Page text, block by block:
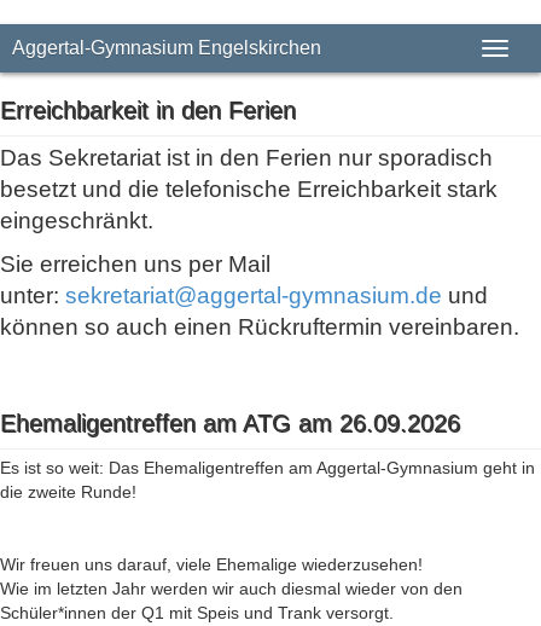
Aggertal-Gymnasium Engelskirchen
Erreichbarkeit in den Ferien
Das Sekretariat ist in den Ferien nur sporadisch
besetzt und die telefonische Erreichbarkeit stark
eingeschränkt.
Sie erreichen uns per Mail
unter: sekretariat@aggertal-gymnasium.de und
können so auch einen Rückruftermin vereinbaren.
Ehemaligentreffen am ATG am 26.09.2026
Es ist so weit: Das Ehemaligentreffen am Aggertal-Gymnasium geht in
die zweite Runde!
Wir freuen uns darauf, viele Ehemalige wiederzusehen!
Wie im letzten Jahr werden wir auch diesmal wieder von den
Schüler*innen der Q1 mit Speis und Trank versorgt.